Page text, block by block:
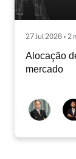
27 Jul 2026 •
Alocação
mercado